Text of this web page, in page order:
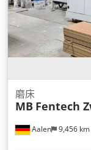
Aalen 9,456 km
磨床
MB Fentech